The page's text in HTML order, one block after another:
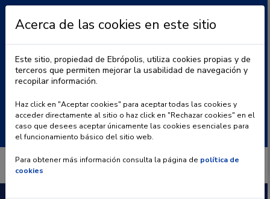
BLOG | CONTACTO
Buscar:
Acerca de las cookies en este sitio
Este sitio, propiedad de Ebrópolis, utiliza cookies propias y de
terceros que permiten mejorar la usabilidad de navegación y
recopilar información.
Haz click en "Aceptar cookies" para aceptar todas las cookies y
acceder directamente al sitio o haz click en "Rechazar cookies" en el
caso que desees aceptar únicamente las cookies esenciales para
el funcionamiento básico del sitio web.
Para obtener más información consulta la página de política de
cookies